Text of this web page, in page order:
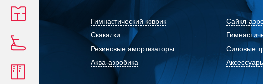
Гимнастический коврик Сайкл-
Скакалки
Резиновые амортизаторы
Силовые
Аква-аэробика